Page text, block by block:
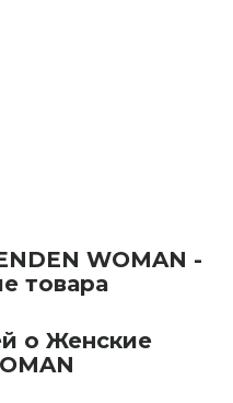
WOMAN -
товара
о Женские